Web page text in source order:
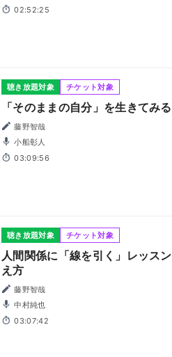
02:52:25
聴き放題対象 チケット対象
「そのままの自分」を生きてみ
藤野智哉
小船彰人
03:09:56
聴き放題対象 チケット対象
人間関係に「線を引く」レッス
え方
藤野智哉
中村純也
03:07:42